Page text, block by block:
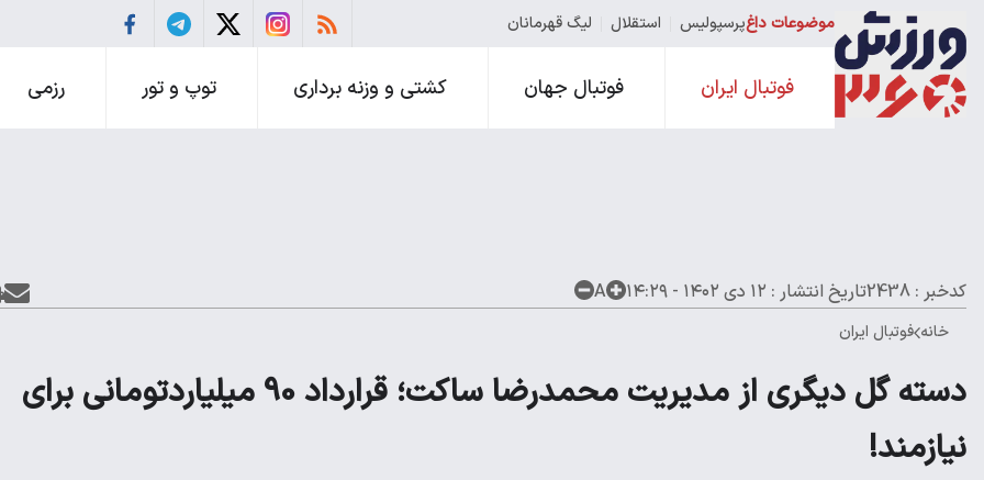
موضوعات داغپرسپولیس استقلال لیگ قهرمانان
فوتبال ایران فوتبال جهان کشتی و وزنه برداری توپ و تور رزمی
کدخبر : 2438 تاریخ انتشار : ۱۲ دی ۱۴۰۲ - ۱۴:۲۹ A
خانه فوتبال ایران
دسته گل دیگری از مدیریت محمدرضا ساکت؛ قرارداد 90 میلیاردتومانی برای
نیازمند!